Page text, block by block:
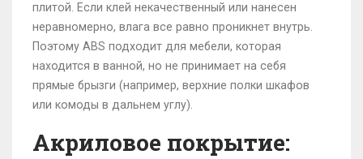
плитой. Если клей некачественный или нанесен
неравномерно, влага все равно проникнет внутрь.
Поэтому ABS подходит для мебели, которая
находится в ванной, но не принимает на себя
прямые брызги (например, верхние полки шкафов
или комоды в дальнем углу).
Акриловое покрытие: